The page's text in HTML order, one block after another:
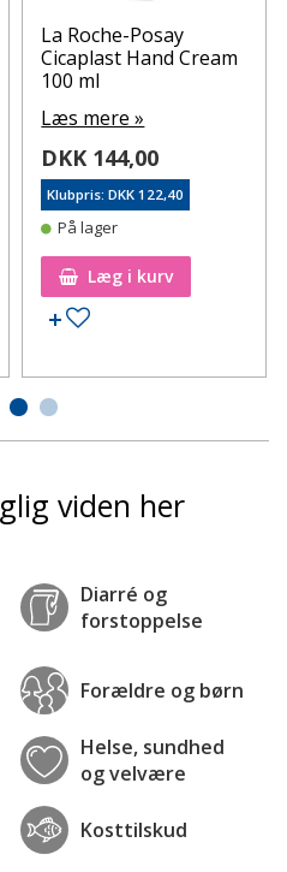
La Roche-Posay
Cicaplast Hand Cream
100 ml
Læs mere »
DKK 144,00
Klubpris: DKK 122,40
På lager
Læg i kurv
Tilføj til ønskeseddel
viden her
Diarré og
forstoppelse
Forældre og børn
Helse, sundhed
og velvære
Kosttilskud